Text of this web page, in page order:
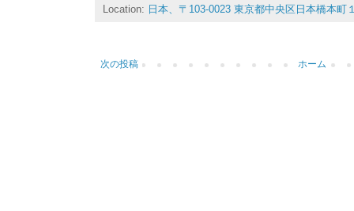
Location: 日本、〒103-0023 東京都中央区日本橋本町
次の投稿 ホーム